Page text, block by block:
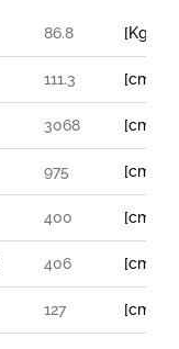
86.8 [Kg/m]
111.3 [cm²]
3068 [cm⁴]
975 [cm⁴]
400 [cm³]
406 [cm³]
127 [cm³]